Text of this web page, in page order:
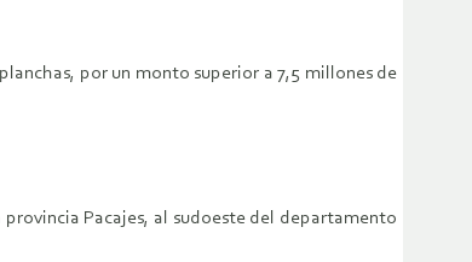
por un monto superior a 7,5 millones de
Pacajes, al sudoeste del departamento